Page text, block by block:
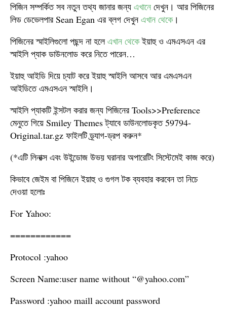
পিজিন সম্পর্কিত সব নতুন তথ্য জানার জন্য এখানে দেখুন। আর পিজিনের
লিড ডেভেলপার Sean Egan এর ব্লগ দেখুন এখান থেকে।
পিজিনের স্মাইলিগুলো পছন্দ না হলেএখান থেকেইয়াহু ও এমএসএন এর
স্মাইলি প্যাক ডাউনলোড করে নিতে পারেন…
ইয়াহু আইডি দিয়ে চ্যাট করে ইয়াহু স্মাইলি আসবে আর এমএসএন
আইডিতে এমএসএন স্মাইলি।
স্মাইলি প্যাকটি ইন্সটল করার জন্য পিজিনের Tools>>Preference
মেনুতে গিয়ে Smiley Themes ট্যাবে ডাউনলোডকৃত 59794-
Original.tar.gz ফাইলটি ড্র্যাগ-ড্রপ করুন*
(*এটি লিনাক্স এবং উইন্ডোজ উভয় ঘরানার অপারেটিং সিস্টেমেই কাজ করে)
কিভাবে জেইম বা পিজিনে ইয়াহু ও গুগল টক ব্যবহার করবেন তা নিচে
দেওয়া হলোঃ
For Yahoo:
============
Protocol :yahoo
Screen Name:user name without “@yahoo.com”
Password :yahoo maill account password